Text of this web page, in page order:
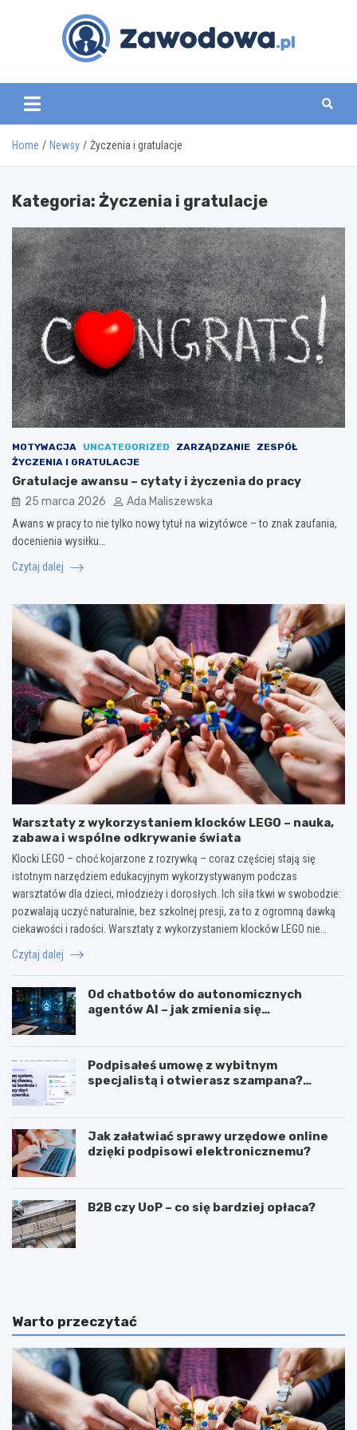
zawodowa.pl
Home Newsy Życzenia i gratulacje
Kategoria: Życzenia i gratulacje
MOTYWACJA UNCATEGORIZED ZARZĄDZANIE
ZESPÓŁ
ŻYCZENIA I GRATULACJE
Gratulacje awansu – cytaty i życzenia do pracy
25 marca 2026 Ada Maliszewska
Awans w pracy to nie tylko nowy tytuł na wizytówce – to znak zaufania,
docenienia wysiłku…
Czytaj dalej
Warsztaty z wykorzystaniem klocków LEGO – nauka,
zabawa i wspólne odkrywanie świata
Klocki LEGO – choć kojarzone z rozrywką – coraz częściej stają się
istotnym narzędziem edukacyjnym wykorzystywanym podczas
warsztatów dla dzieci, młodzieży i dorosłych. Ich siła tkwi w swobodzie:
pozwalają uczyć naturalnie, bez szkolnej presji, za to z ogromną dawką
ciekawości i radości. Warsztaty z wykorzystaniem klocków LEGO nie…
Czytaj dalej
Od chatbotów do autonomicznych
agentów AI – jak zmienia się
Podpisałeś umowę z wybitnym
specjalistą i otwierasz szampana?
Jak załatwiać sprawy urzędowe online
dzięki podpisowi elektronicznemu?
B2B czy UoP – co się bardziej opłaca?
J
g
ę
z
a
r
a
b
J
c
e
c
h
y
p
o
Warto przeczytać